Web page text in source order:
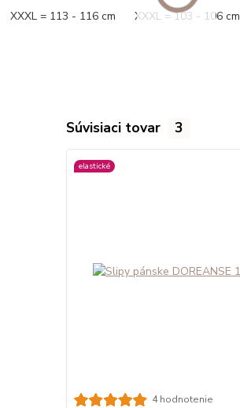
XXXL = 113 - 116 cm XXXL = 103 - 106 cm
Súvisiaci tovar 3
elastické
4 hodnotenie